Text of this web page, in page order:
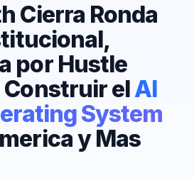
Cierra Ronda
por Hustle
Construir elAI
System
y Mas